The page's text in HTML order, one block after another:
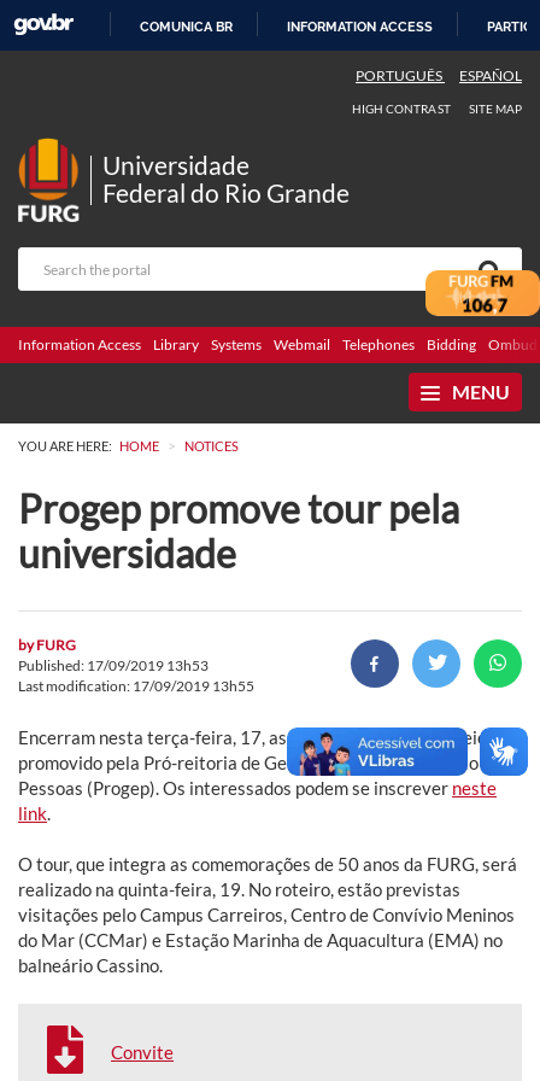
COMUNICA BR INFORMATION ACCESS
PORTUGUÊS ESPAÑOL
HIGH CONTRAST SITE MAP
Universidade
Federal do Rio Grande
Information Access Library Systems Webmail Telephones Bidding
MENU
YOU ARE HERE: HOME > NOTICES
Progep promove tour pela
universidade
byFURG
Published: 17/09/2019 13h53
Last modification: 17/09/2019 13h55
Encerram nesta terça-feira, 17, as inscrições para o passeio
promovido pela Pró-reitoria de Gestão e Desenvolvimento de
Pessoas (Progep). Os interessados podem se inscrever neste
link
O tour, que integra as comemorações de 50 anos da FURG, será
realizado na quinta-feira, 19. No roteiro, estão previstas
visitações pelo Campus Carreiros, Centro de Convívio Meninos
do Mar (CCMar) e Estação Marinha de Aquacultura (EMA) no
balneário Cassino.
Convite